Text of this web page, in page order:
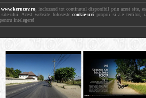
www.kerucov.ro , incluzand tot continutul disponibil prin acest site,
site-ului. Acest website folosestecookie-uri proprii si ale tertilor,
intelegere!